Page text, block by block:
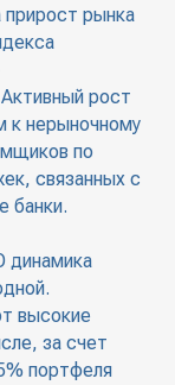
прирост рынка
рост
к нерыночному
по
связанных с
банки.
динамика
высокие
за счет
портфеля